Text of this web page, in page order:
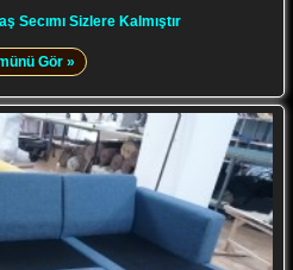
Secımı Sizlere Kalmıştır
Gör »